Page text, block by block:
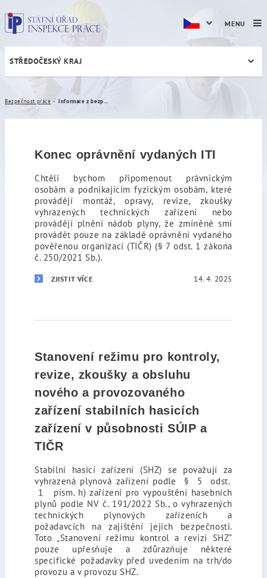
Informace z bezpečnosti
STŘEDOČESKÝ KRAJ
Bezpečnost práce
Konec oprávnění vydaných ITI
Chtěli bychom připomenout právnickým
osobám a podnikajícím fyzickým osobám, které
provádějí montáž, opravy, revize, zkoušky
vyhrazených technických zařízení nebo
provádějí plnění nádob plyny, že zmíněné smí
provádět pouze na základě oprávnění vydaného
pověřenou organizací (TIČR) (§ 7 odst. 1 zákona
č. 250/2021 Sb.).
ZJISTIT VÍCE 14. 4. 2025
Stanovení režimu pro kontroly,
revize, zkoušky a obsluhu
nového a provozovaného
zařízení stabilních hasicích
zařízení v působnosti SÚIP a
TIČR
Stabilní hasicí zařízení (SHZ) se považují za
vyhrazená plynová zařízení podle § 5 odst.
1 písm. h) zařízení pro vypouštění hasebních
plynů podle NV č. 191/2022 Sb., o vyhrazených
technických plynových zařízeních a
požadavcích na zajištění jejich bezpečnosti.
Toto „Stanovení režimu kontrol a revizí SHZ”
pouze upřesňuje a zdůrazňuje některé
specifické požadavky před uvedením na trh/do
provozu a v provozu SHZ.
MENU